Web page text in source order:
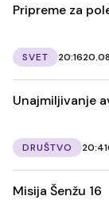
Pripreme za
SVET 20:16
Unajmiljivanje
DRUŠTVO 20:41
Misija Šenžu 16